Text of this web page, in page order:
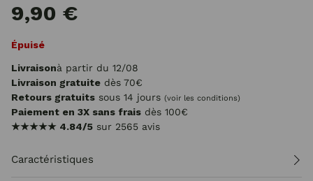
9,90 €
Épuisé
Livraisonà partir du 12/08
Livraison gratuite dès 70€
Retours gratuits sous 14 jours (voir les conditions)
Paiement en 3X sans frais dès 100€
★★★★★ 4.84/5 sur 2565 avis
Caractéristiques